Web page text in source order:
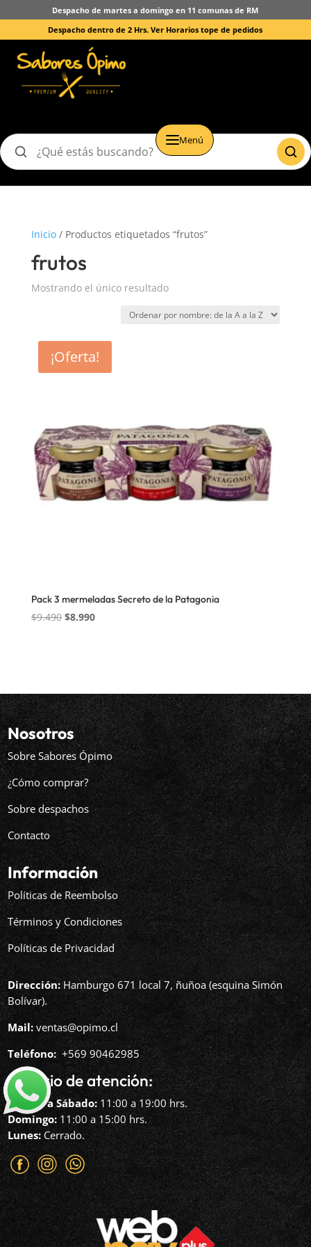
Despacho de martes a domingo en 11 comunas de RM
Despacho dentro de 2 Hrs.Ver Horarios tope de pedidos
Menú
Buscar
Inicio/ Productos etiquetados “frutos”
frutos
Mostrando el único resultado
¡Oferta!
Pack 3 mermeladas Secreto de la Patagonia
$9.490 El
$8.990El
Nosotros
Sobre Sabores Ópimo
¿Cómo comprar?
Sobre despachos
Contacto
Información
Políticas de Reembolso
Términos y Condiciones
Políticas de Privacidad
Dirección: Hamburgo 671 local 7, ñuñoa (esquina Simón
Bolívar).
Mail: ventas@opimo.cl
Teléfono: ‪+569 90462985‬
Horario de atención:
Martes a Sábado: 11:00 a 19:00 hrs.
Domingo: 11:00 a 15:00 hrs.
Lunes: Cerrado.